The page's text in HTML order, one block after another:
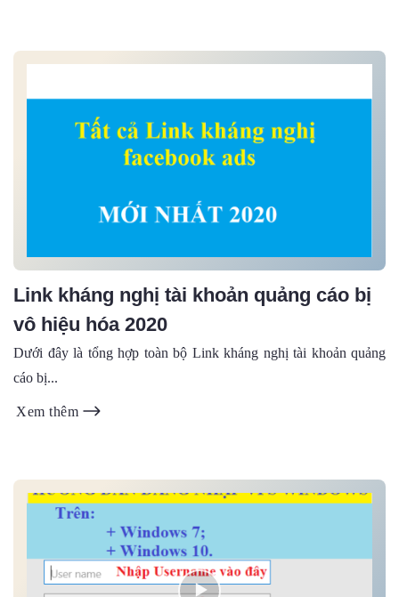
Link kháng nghị tài khoản quảng cáo bị
vô hiệu hóa 2020
Dưới đây là tổng hợp toàn bộ Link kháng nghị tài khoản quảng
cáo bị...
Xem thêm